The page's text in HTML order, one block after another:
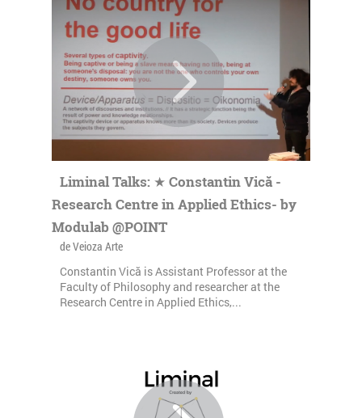
Liminal Talks: ★ Constantin Vică -
Research Centre in Applied Ethics- by
Modulab @POINT
de Veioza Arte
Constantin Vică is Assistant Professor at the
Faculty of Philosophy and researcher at the
Research Centre in Applied Ethics,...